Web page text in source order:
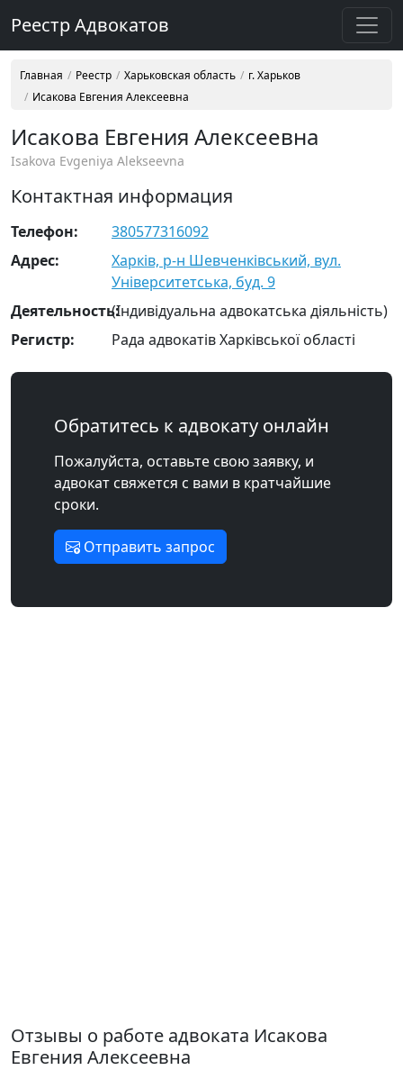
Реестр Адвокатов
Главная Реестр Харьковская область
г. Харьков
Исакова Евгения Алексеевна
Исакова Евгения Алексеевна
Isakova Evgeniya Alekseevna
Контактная информация
Телефон:
380577316092
Адрес:
Харків, р-н Шевченківський, вул.
Університетська, буд. 9
Деятельность:(Індивідуальна адвокатська діяльність)
Регистр:
Рада адвокатів Харківської області
Обратитесь к адвокату онлайн
Пожалуйста, оставьте свою заявку, и
адвокат свяжется с вами в кратчайшие
сроки.
Отправить запрос
Отзывы о работе адвоката Исакова
Евгения Алексеевна